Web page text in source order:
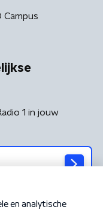
Campus
1 in jouw